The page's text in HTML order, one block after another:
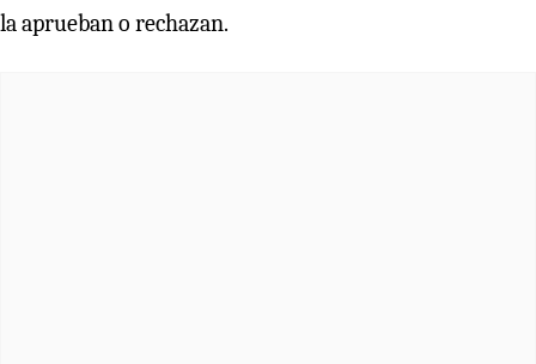
la aprueban o rechazan.